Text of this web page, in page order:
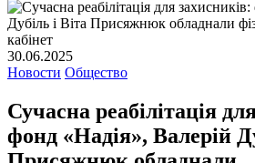
30.06.2025
Новости Общество
Сучасна реабілітація
фонд «Надія», Валерій